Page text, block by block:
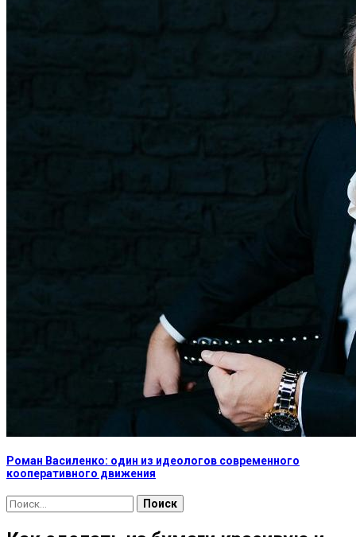
Роман Василенко: один из идеологов современного
кооперативного движения
Найти: